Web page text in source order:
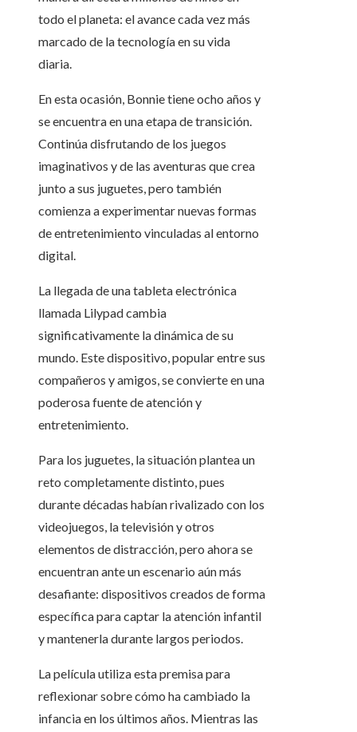
todo el planeta: el avance cada vez más
marcado de la tecnología en su vida
diaria.
En esta ocasión, Bonnie tiene ocho años y
se encuentra en una etapa de transición.
Continúa disfrutando de los juegos
imaginativos y de las aventuras que crea
junto a sus juguetes, pero también
comienza a experimentar nuevas formas
de entretenimiento vinculadas al entorno
digital.
La llegada de una tableta electrónica
llamada Lilypad cambia
significativamente la dinámica de su
mundo. Este dispositivo, popular entre sus
compañeros y amigos, se convierte en una
poderosa fuente de atención y
entretenimiento.
Para los juguetes, la situación plantea un
reto completamente distinto, pues
durante décadas habían rivalizado con los
videojuegos, la televisión y otros
elementos de distracción, pero ahora se
encuentran ante un escenario aún más
desafiante: dispositivos creados de forma
específica para captar la atención infantil
y mantenerla durante largos periodos.
La película utiliza esta premisa para
reflexionar sobre cómo ha cambiado la
infancia en los últimos años. Mientras las